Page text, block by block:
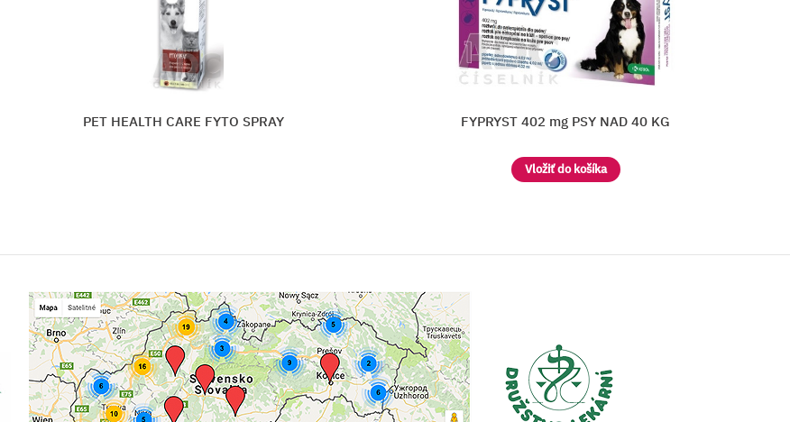
PET HEALTH CARE FYTO SPRAY FYPRYST 402 mg PSY NAD 40 KG
Vložiť do košíka